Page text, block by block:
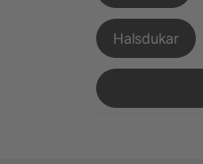
Halsdukar